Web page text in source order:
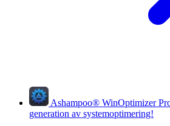
Ashampoo® WinOptimizer
generation av systemoptimering!